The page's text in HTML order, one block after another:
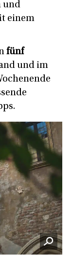
und
einem
fünf
und im